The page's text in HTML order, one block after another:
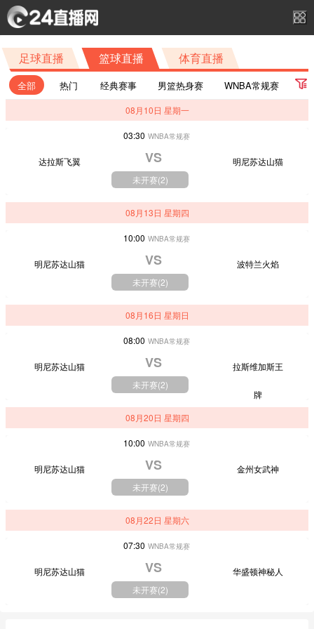
足球直播 篮球直播 体育直播
全部 热门 经典赛事 男篮热身赛
WNBA常规赛
CBA夏季联赛
CBA夏季联赛库尔勒站
CBA夏季联赛库尔勒站三、四名决赛
CBA夏季联赛库尔勒站决赛
U18男篮亚洲杯
武汉百分大战
亚洲大学生篮球联赛决赛
国青女篮热身赛四川站
08月10日 星期一
03:30 WNBA常规赛
达拉斯飞翼 明尼苏达山猫
VS
未开赛(2)
08月13日 星期四
10:00 WNBA常规赛
明尼苏达山猫 波特兰火焰
VS
未开赛(2)
08月16日 星期日
08:00 WNBA常规赛
明尼苏达山猫 拉斯维加斯王
牌
VS
未开赛(2)
08月20日 星期四
10:00 WNBA常规赛
明尼苏达山猫 金州女武神
VS
未开赛(2)
08月22日 星期六
07:30 WNBA常规赛
明尼苏达山猫 华盛顿神秘人
VS
未开赛(2)